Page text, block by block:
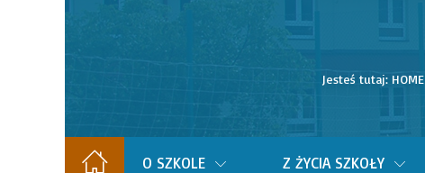
Jesteś tutaj: HOME
O SZKOLE Z ŻYCIA SZKOŁY